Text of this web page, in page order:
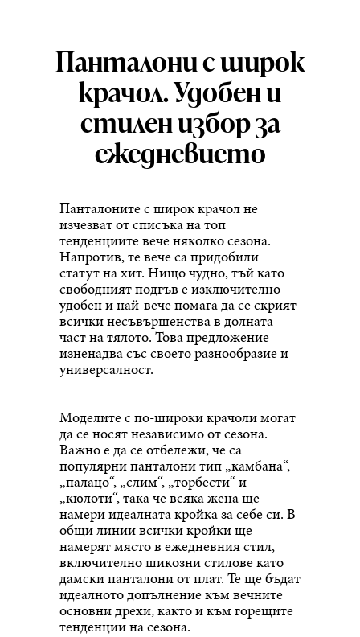
Панталони с широк
крачол. Удобен и
стилен избор за
ежедневието
Панталоните с широк крачол не
изчезват от списъка на топ
тенденциите вече няколко сезона.
Напротив, те вече са придобили
статут на хит. Нищо чудно, тъй като
свободният подгъв е изключително
удобен и най-вече помага да се скрият
всички несъвършенства в долната
част на тялото. Това предложение
изненадва със своето разнообразие и
универсалност.
Моделите с по-широки крачоли могат
да се носят независимо от сезона.
Важно е да се отбележи, че са
популярни панталони тип „камбана“,
„палацо“, „слим“, „торбести“ и
„кюлоти“, така че всяка жена ще
намери идеалната кройка за себе си. В
общи линии всички кройки ще
намерят място в ежедневния стил,
включително шикозни стилове като
дамски панталони от плат. Те ще бъдат
идеалното допълнение към вечните
основни дрехи, както и към горещите
тенденции на сезона.